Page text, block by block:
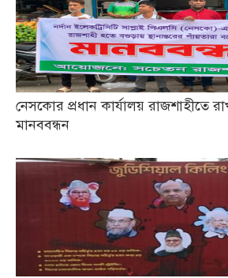
নেসকোর প্রধান কার্যালয় রাজশাহীতে
মানববন্ধন